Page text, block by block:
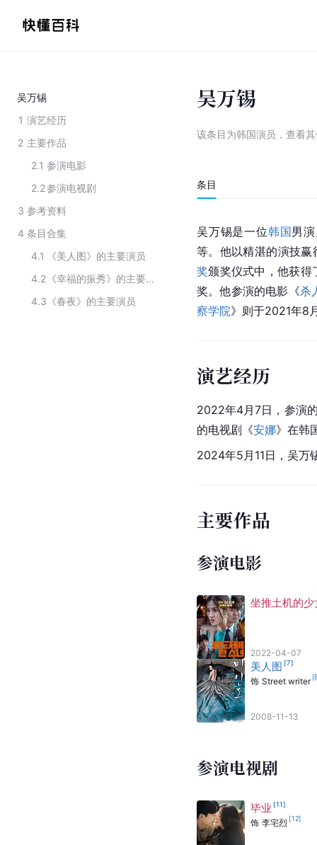
吴万锡
1 演艺经历
2 主要作品
2.1 参演电影
2.2参演电视剧
3 参考资料
4 条目合集
4.1
《美人图》的主要演员
4.2
《幸福的振秀》的主要演员
4.3 《春夜》的主要演员
吴万锡
该条目为韩国演员 ， 查看
条目
吴万锡是一位韩国男
等。他以精湛的演技
奖颁奖仪式中，他获得
奖。他参演的电影《杀
察学院》则于2021年8
演艺经历
2022年4月7日，参演
的电视剧《安娜》在韩
2024年5月11日，吴万
主要作品
参演电影
坐推土机的少
2022-04-07
美人图 [7]
饰 Street writer [
2008-11-13
参演电视剧
毕业 [11]
饰 李宅烈 [12]